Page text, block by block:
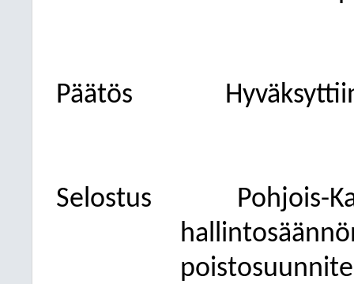
Päätös
Selostus
Pohjois-